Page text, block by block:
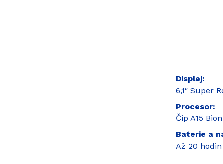
Displej
6,1″ Super
Procesor
Čip A15
Baterie a
Až 20